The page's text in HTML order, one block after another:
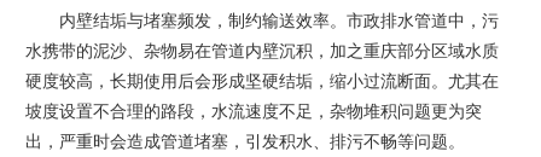
内壁结垢与堵塞频发，制约输送效率。市政排水管道中，污
水携带的泥沙、杂物易在管道内壁沉积，加之重庆部分区域水质
硬度较高，长期使用后会形成坚硬结垢，缩小过流断面。尤其在
坡度设置不合理的路段，水流速度不足，杂物堆积问题更为突
出，严重时会造成管道堵塞，引发积水、排污不畅等问题。